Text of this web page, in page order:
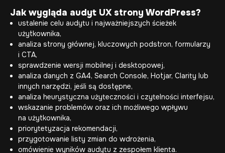
Jak wygląda audyt UX strony WordPress?
ustalenie celu audytu i najważniejszych ścieżek
użytkownika,
analiza strony głównej, kluczowych podstron, formularzy
i CTA,
sprawdzenie wersji mobilnej i desktopowej,
analiza danych z GA4, Search Console, Hotjar, Clarity lub
innych narzędzi, jeśli są dostępne,
analiza heurystyczna użyteczności i czytelności interfejsu,
wskazanie problemów oraz ich możliwego wpływu
na użytkownika,
priorytetyzacja rekomendacji,
przygotowanie listy zmian do wdrożenia,
omówienie wyników audytu z zespołem klienta.